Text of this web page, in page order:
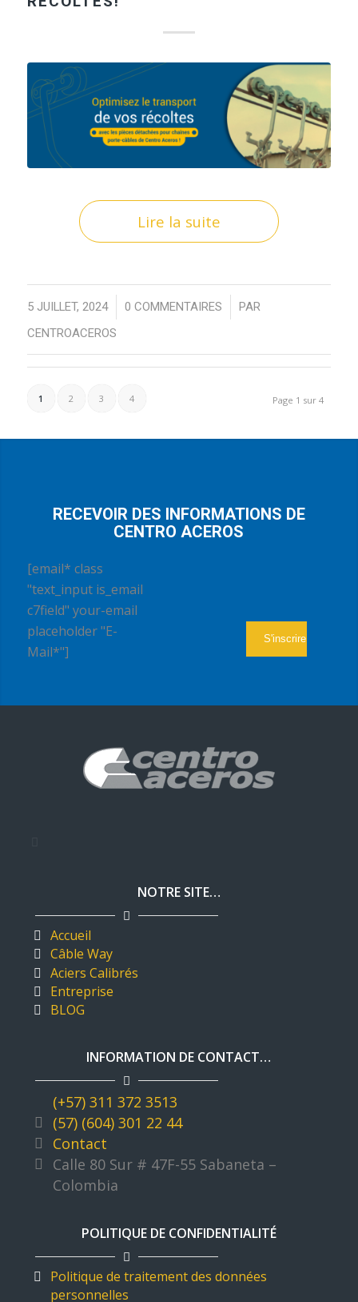
Lire la suite
5 JUILLET, 2024 0 COMMENTAIRES
/
PAR
CENTROACEROS
Page 1 sur 4
1 2 3 4
RECEVOIR DES INFORMATIONS DE
CENTRO ACEROS
[email* class
"text_input is_email
c7field" your-email
placeholder "E-
Mail*"]
NOTRE SITE…
Accueil
Câble Way
Aciers Calibrés
Entreprise
BLOG
INFORMATION DE CONTACT…
(+57) 311 372 3513
(57) (604) 301 22 44
Contact
Calle 80 Sur # 47F-55 Sabaneta –
Colombia
POLITIQUE DE CONFIDENTIALITÉ
Politique de traitement des données
personnelles